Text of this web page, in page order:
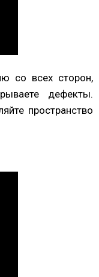
со всех сторон,
дефекты.
пространство